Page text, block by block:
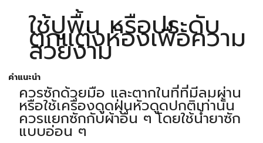
ใช้ปูพื้น หรือประดับ
ตกแต่งห้องเพื่อความ
สวยงาม
คำแนะนำ
ควรซักด้วยมือ และตากในที่ที่มีลมผ่าน
หรือใช้เครื่องดูดฝุ่นหัวดูดปกติเท่านั้น
ควรแยกซักกับผ้าอื่น ๆ โดยใช้น้ำยาซัก
แบบอ่อน ๆ